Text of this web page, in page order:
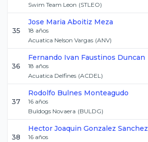
Swim Team Leon (STLEO)
35
Jose Maria Aboitiz Meza
18 años
Acuatica Nelson Vargas (ANV)
36
Fernando Ivan Faustinos Duncan
18 años
Acuatica Delfines (ACDEL)
37
Rodolfo Bulnes Monteagudo
16 años
Buldogs Novaera (BULDG)
38
Hector Joaquin Gonzalez Sanchez
16 años